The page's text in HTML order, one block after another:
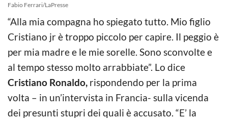
Fabio Ferrari/LaPresse
“Alla mia compagna ho spiegato tutto. Mio figlio
Cristiano jr è troppo piccolo per capire. Il peggio è
per mia madre e le mie sorelle. Sono sconvolte e
al tempo stesso molto arrabbiate”. Lo dice
Cristiano Ronaldo, rispondendo per la prima
volta – in un’intervista in Francia- sulla vicenda
dei presunti stupri dei quali è accusato. “E’ la